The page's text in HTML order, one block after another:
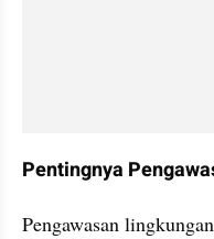
Pentingnya
Pengawasan